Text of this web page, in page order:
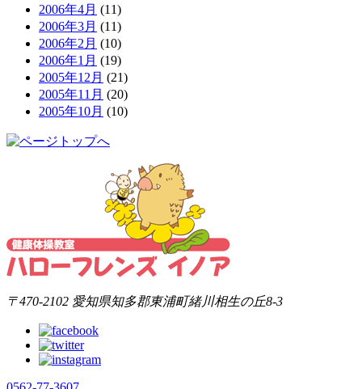
2006年4月 (11)
2006年3月 (11)
2006年2月 (10)
2006年1月 (19)
2005年12月 (21)
2005年11月 (20)
2005年10月 (10)
〒470-2102 愛知県知多郡東浦町緒川相生の丘8-3